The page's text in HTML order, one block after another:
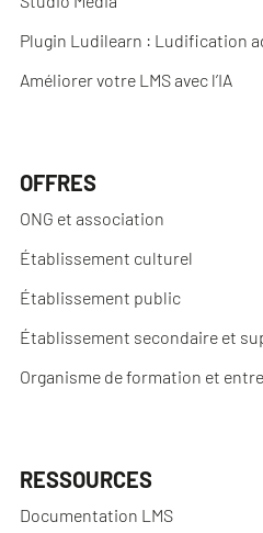
Plugin Ludilearn : Ludification
Améliorer votre LMS avec l’IA
OFFRES
ONG et association
Établissement culturel
Établissement public
Établissement secondaire et
Organisme de formation et
RESSOURCES
Documentation LMS